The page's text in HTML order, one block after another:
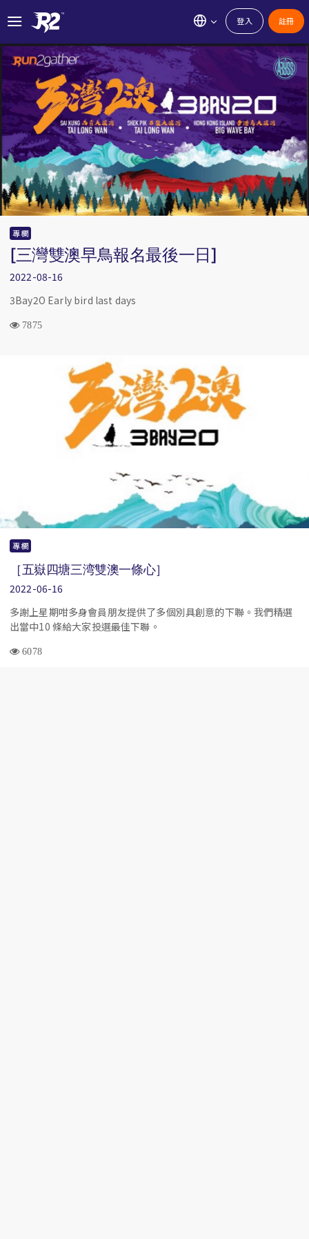
登入 註冊
專欄
[三灣雙澳早鳥報名最後一日]
2022-08-16
3Bay2O Early bird last days
7875
專欄
［五嶽四塘三湾雙澳一條心］
2022-06-16
多謝上星期咁多身會員朋友提供了多個別具創意的下聯。我們精選
出當中10 條給大家投選最佳下聯。
6078